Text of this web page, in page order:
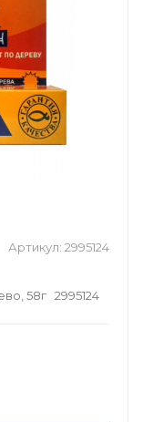
Артикул: 2995124
58г 2995124